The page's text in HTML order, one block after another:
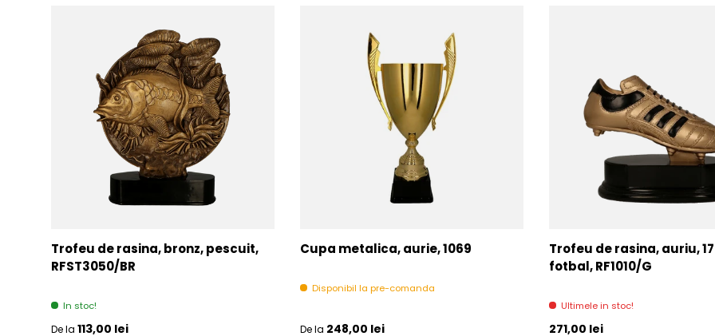
Trofeu de rasina, bronz, pescuit,
RFST3050/BR
In stoc!
Pret initial
De la 113,00 lei
Cupa metalica, aurie, 1069
Disponibil la pre-comanda
Pret initial
De la 248,00 lei
Trofeu de rasina, auriu,
fotbal, RF1010/G
Ultimele in stoc!
Pret initial
271,00 lei